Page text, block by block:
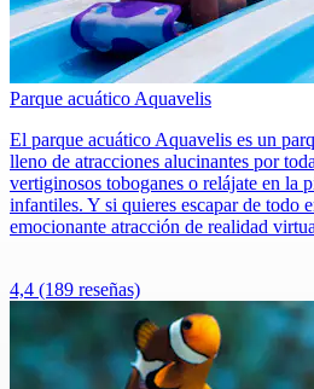
Parque acuático Aquavelis
El parque acuático Aquavelis es un
lleno de atracciones alucinantes por
vertiginosos toboganes o relájate en la
infantiles. Y si quieres escapar de todo
emocionante atracción de realidad
4,4 (189 reseñas)